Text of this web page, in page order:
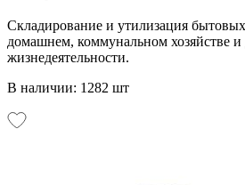
Складирование и утилизация
домашнем, коммунальном хозяйстве и
жизнедеятельности.
В наличии: 1282 шт